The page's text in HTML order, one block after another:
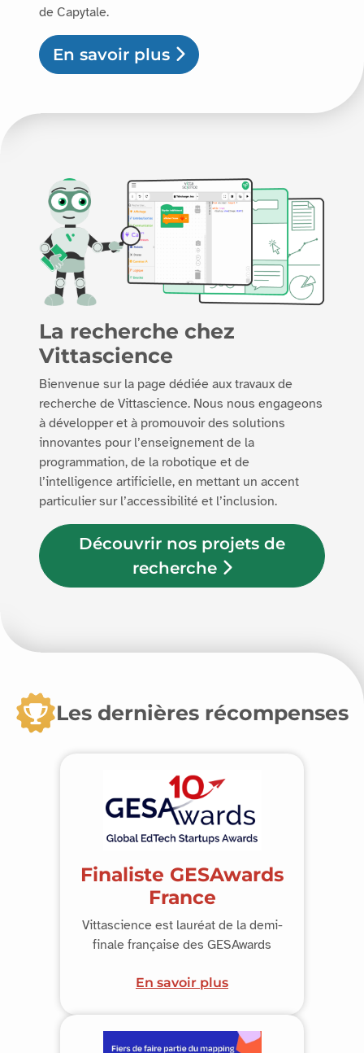
de Capytale.
En savoir plus
La recherche chez
Vittascience
Bienvenue sur la page dédiée aux travaux de
recherche de Vittascience. Nous nous engageons
à développer et à promouvoir des solutions
innovantes pour l’enseignement de la
programmation, de la robotique et de
l’intelligence artificielle, en mettant un accent
particulier sur l’accessibilité et l’inclusion.
Découvrir nos projets de
recherche
Les dernières récompenses
Finaliste GESAwards
France
Vittascience est lauréat de la demi-
finale française des GESAwards
En savoir plus